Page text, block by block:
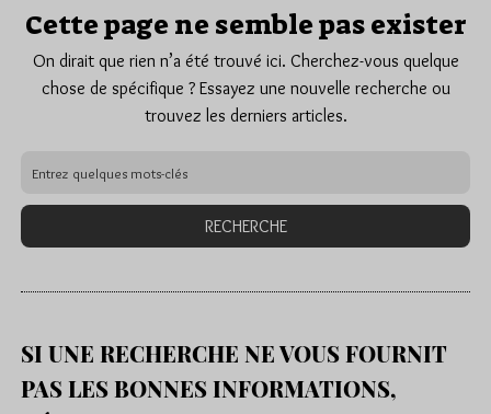
Cette page ne semble pas exister
On dirait que rien n’a été trouvé ici. Cherchez-vous quelque
chose de spécifique ? Essayez une nouvelle recherche ou
trouvez les derniers articles.
SI UNE RECHERCHE NE VOUS FOURNIT
PAS LES BONNES INFORMATIONS,